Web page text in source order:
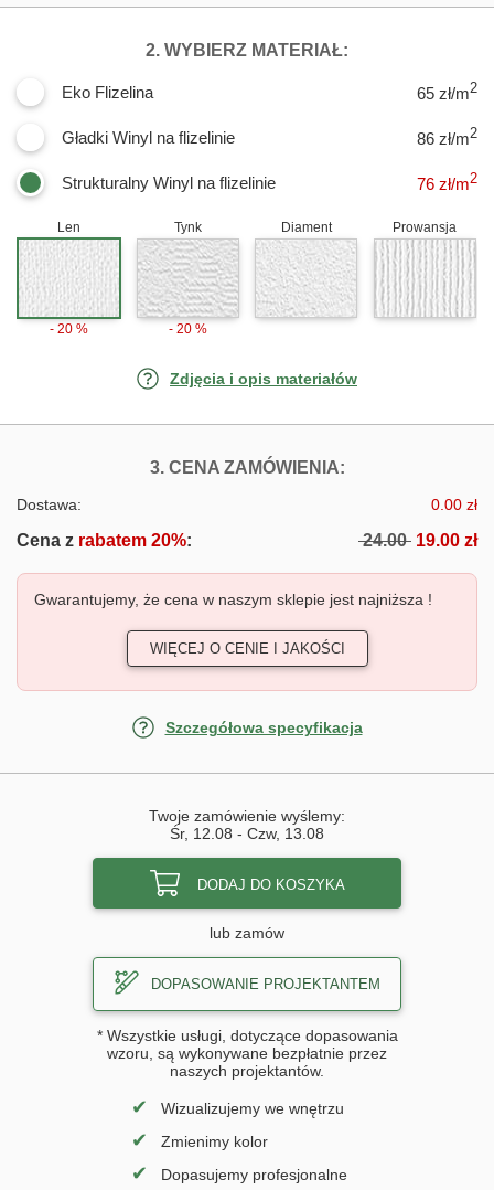
2. WYBIERZ MATERIAŁ:
Eko Flizelina 65 zł/m2
Gładki Winyl na flizelinie 86 zł/m2
Strukturalny Winyl na flizelinie 76 zł/m2
Len
- 20 %
Tynk
- 20 %
Diament Prowansja
Zdjęcia i opis materiałów
3. CENA ZAMÓWIENIA:FOTOTAPETY
Dostawa: 0.00 zł
Cena z rabatem 20%: 24.00 19.00 zł
Gwarantujemy, że cena w naszym sklepie jest najniższa !
WIĘCEJ O CENIE I JAKOŚCI
Szczegółowa specyfikacja
Twoje zamówienie wyślemy:
Śr, 12.08 - Czw, 13.08
DODAJ DO KOSZYKA
lub zamów
DOPASOWANIE PROJEKTANTEM
* Wszystkie usługi, dotyczące dopasowania
wzoru, są wykonywane bezpłatnie przez
naszych projektantów.
✔ Wizualizujemy we wnętrzu
✔ Zmienimy kolor
✔ Dopasujemy profesjonalne